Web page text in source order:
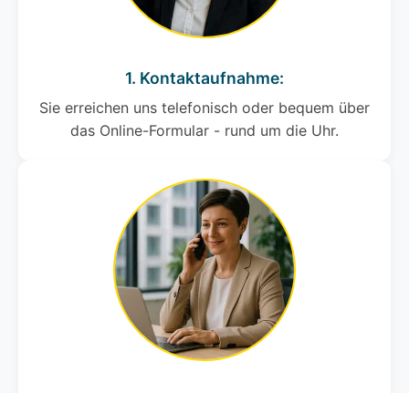
1. Kontaktaufnahme:
Sie erreichen uns telefonisch oder bequem über
das Online-Formular - rund um die Uhr.